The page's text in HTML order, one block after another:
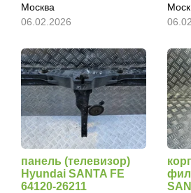
Москва
06.02.2026
панель (телевизор)
Hyundai SANTA FE
64120-26211